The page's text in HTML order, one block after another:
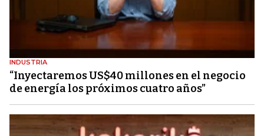
INDUSTRIA
“Inyectaremos US$40 millones en el negocio
de energía los próximos cuatro años”